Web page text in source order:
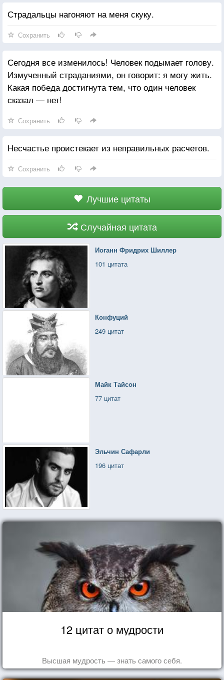
Страдальцы нагоняют на меня скуку.
Сохранить
Сегодня все изменилось! Человек подымает голову.
Измученный страданиями, он говорит: я могу жить.
Какая победа достигнута тем, что один человек
сказал — нет!
Сохранить
Несчастье проистекает из неправильных расчетов.
Сохранить
Лучшие цитаты
Случайная цитата
Иоганн Фридрих Шиллер
101 цитата
Конфуций
249 цитат
Майк Тайсон
77 цитат
Эльчин Сафарли
196 цитат
12 цитат о мудрости
Высшая мудрость — знать самого себя.